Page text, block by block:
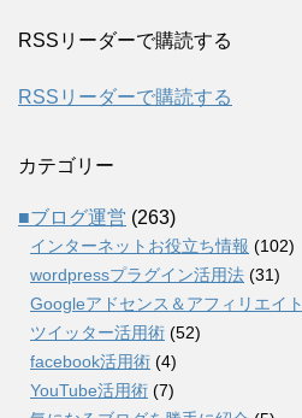
RSSリーダーで購読する
RSSリーダーで購読する
カテゴリー
■ブログ運営 (263)
インターネットお役立ち情報 (102)
wordpressプラグイン活用法 (31)
Googleアドセンス＆アフィリエイト
ツイッター活用術 (52)
facebook活用術 (4)
YouTube活用術 (7)